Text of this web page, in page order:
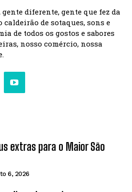
diferente, gente que fez da
caldeirão de sotaques, sons e
de todos os gostos e sabores
nosso comércio, nossa
extras para o Maior São
6, 2026